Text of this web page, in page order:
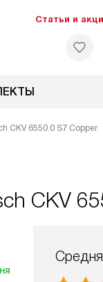
Статьи и
CKV 6550.0 S7 Copper
CKV